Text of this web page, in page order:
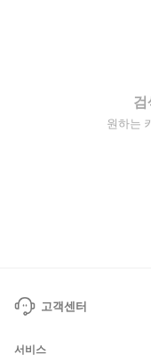
검
원하는
고객센터
서비스